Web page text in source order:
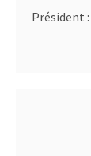
Président :